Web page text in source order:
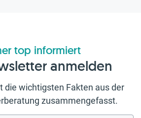
top informiert
anmelden
die wichtigsten Fakten aus der
zusammengefasst.